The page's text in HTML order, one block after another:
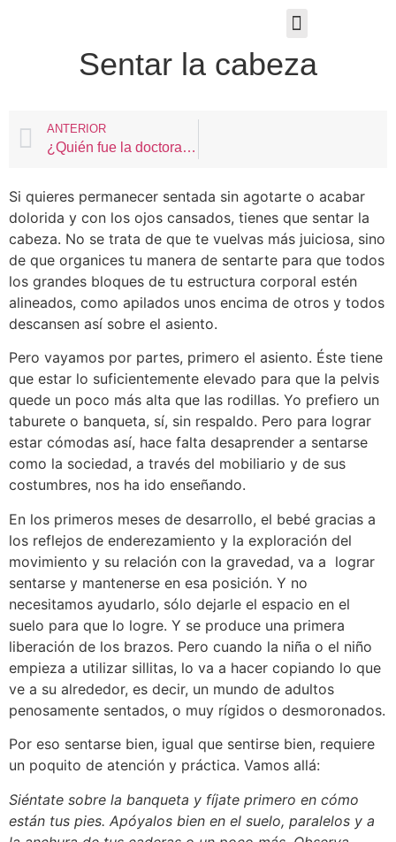
Sentar la cabeza
ANTERIOR
¿Quién fue la doctora Ida Rolf?
Si quieres permanecer sentada sin agotarte o acabar
dolorida y con los ojos cansados, tienes que sentar la
cabeza. No se trata de que te vuelvas más juiciosa, sino
de que organices tu manera de sentarte para que todos
los grandes bloques de tu estructura corporal estén
alineados, como apilados unos encima de otros y todos
descansen así sobre el asiento.
Pero vayamos por partes, primero el asiento. Éste tiene
que estar lo suficientemente elevado para que la pelvis
quede un poco más alta que las rodillas. Yo prefiero un
taburete o banqueta, sí, sin respaldo. Pero para lograr
estar cómodas así, hace falta desaprender a sentarse
como la sociedad, a través del mobiliario y de sus
costumbres, nos ha ido enseñando.
En los primeros meses de desarrollo, el bebé gracias a
los reflejos de enderezamiento y la exploración del
movimiento y su relación con la gravedad, va a lograr
sentarse y mantenerse en esa posición. Y no
necesitamos ayudarlo, sólo dejarle el espacio en el
suelo para que lo logre. Y se produce una primera
liberación de los brazos. Pero cuando la niña o el niño
empieza a utilizar sillitas, lo va a hacer copiando lo que
ve a su alrededor, es decir, un mundo de adultos
penosamente sentados, o muy rígidos o desmoronados.
Por eso sentarse bien, igual que sentirse bien, requiere
un poquito de atención y práctica. Vamos allá:
Siéntate sobre la banqueta y fíjate primero en cómo
están tus pies. Apóyalos bien en el suelo, paralelos y a